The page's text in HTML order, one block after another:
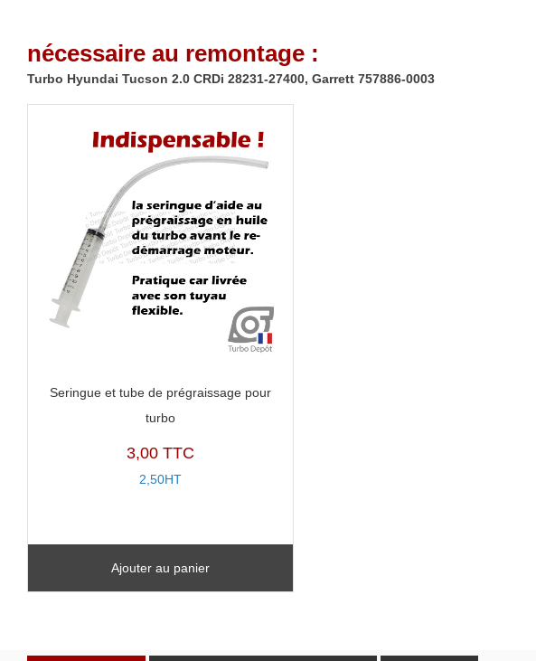
nécessaire au remontage :
Turbo Hyundai Tucson 2.0 CRDi 28231-27400, Garrett 757886-0003
Seringue et tube de prégraissage pour
turbo
3,00 TTC
2,50HT
Ajouter au panier